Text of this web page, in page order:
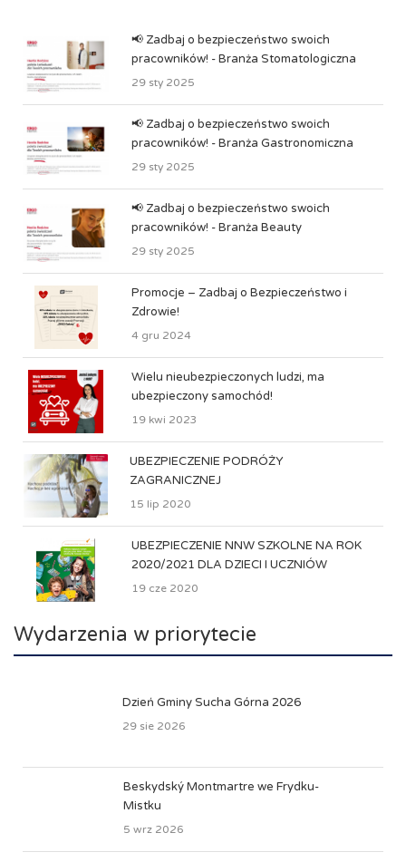
📢 Zadbaj o bezpieczeństwo swoich
pracowników! - Branża Stomatologiczna
29 sty 2025
📢 Zadbaj o bezpieczeństwo swoich
pracowników! - Branża Gastronomiczna
29 sty 2025
📢 Zadbaj o bezpieczeństwo swoich
pracowników! - Branża Beauty
29 sty 2025
Promocje – Zadbaj o Bezpieczeństwo i
Zdrowie!
4 gru 2024
Wielu nieubezpieczonych ludzi, ma
ubezpieczony samochód!
19 kwi 2023
UBEZPIECZENIE PODRÓŻY
ZAGRANICZNEJ
15 lip 2020
UBEZPIECZENIE NNW SZKOLNE NA ROK
2020/2021 DLA DZIECI I UCZNIÓW
19 cze 2020
Wydarzenia w priorytecie
Dzień Gminy Sucha Górna 2026
29 sie 2026
Beskydský Montmartre we Frydku-
Mistku
5 wrz 2026